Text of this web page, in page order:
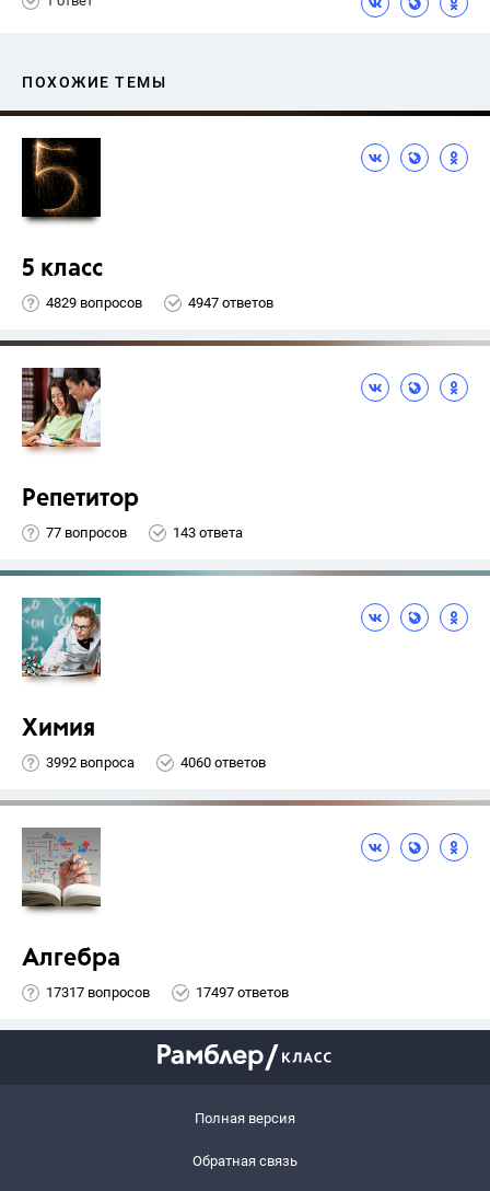
ПОХОЖИЕ ТЕМЫ
5 класс
4829 вопросов 4947 ответов
Репетитор
77 вопросов 143 ответа
Химия
3992 вопроса 4060 ответов
Алгебра
17317 вопросов 17497 ответов
Полная версия
Обратная связь